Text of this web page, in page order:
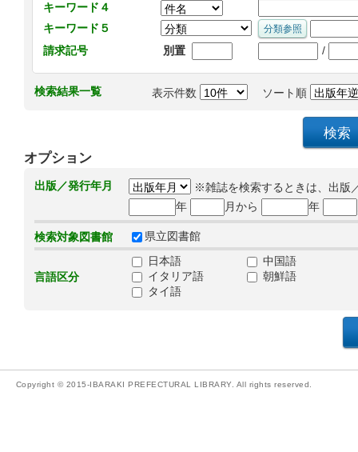
キーワード４
キーワード５
請求記号
別置 /
検索結果一覧 表示件数 ソート順
オプション
出版／発行年月
※雑誌を検索するときは、出版
年
月から 年
検索対象図書館 県立図書館
言語区分
日本語
中国語
イタリア語
朝鮮語
タイ語
Copyright © 2015-IBARAKI PREFECTURAL LIBRARY. All rights reserved.